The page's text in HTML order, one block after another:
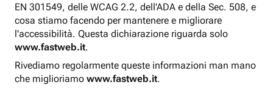
EN 301549, delle WCAG 2.2, dell'ADA e della Sec. 508, e
cosa stiamo facendo per mantenere e migliorare
l'accessibilità. Questa dichiarazione riguarda solo
www.fastweb.it.
Rivediamo regolarmente queste informazioni man mano
che miglioriamo www.fastweb.it.